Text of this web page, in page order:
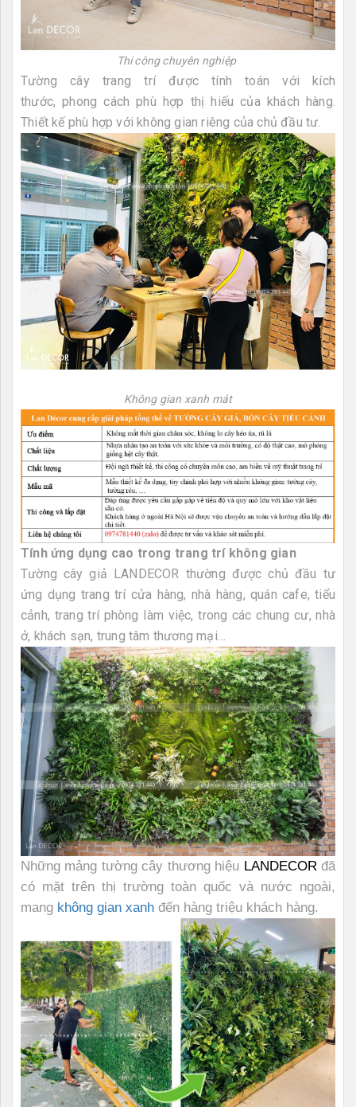
Thi công chuyên nghiệp
Tường cây trang trí được tính toán với kích
thước, phong cách phù hợp thị hiếu của khách hàng.
Thiết kế phù hợp với không gian riêng của chủ đầu tư.
Không gian xanh mát
Tính ứng dụng cao trong trang trí không gian
Tường cây giả LANDECOR thường được chủ đầu tư
ứng dụng trang trí cửa hàng, nhà hàng, quán cafe, tiểu
cảnh, trang trí phòng làm việc, trong các chung cư, nhà
ở, khách sạn, trung tâm thương mại…
Những mảng tường cây thương hiệu LANDECOR đã
có mặt trên thị trường toàn quốc và nước ngoài,
mang không gian xanh đến hàng triệu khách hàng.